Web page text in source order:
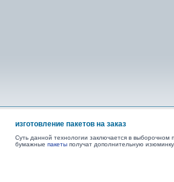
изготовление пакетов на заказ
Суть данной технологии заключается в
бумажные пакеты получат дополнительную